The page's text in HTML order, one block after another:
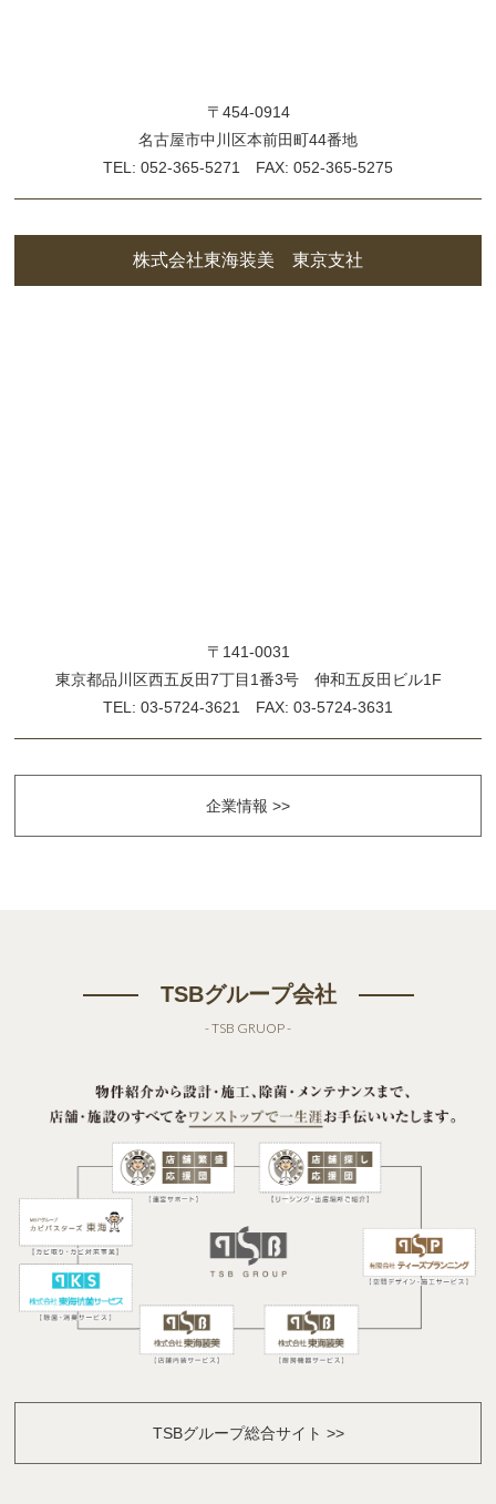
〒454-0914
名古屋市中川区本前田町44番地
TEL: 052-365-5271 FAX: 052-365-5275
株式会社東海装美 東京支社
〒141-0031
東京都品川区西五反田7丁目1番3号 伸和五反田ビル1F
TEL: 03-5724-3621 FAX: 03-5724-3631
企業情報 >>
TSBグループ会社
- TSB GRUOP -
TSBグループ総合サイト >>